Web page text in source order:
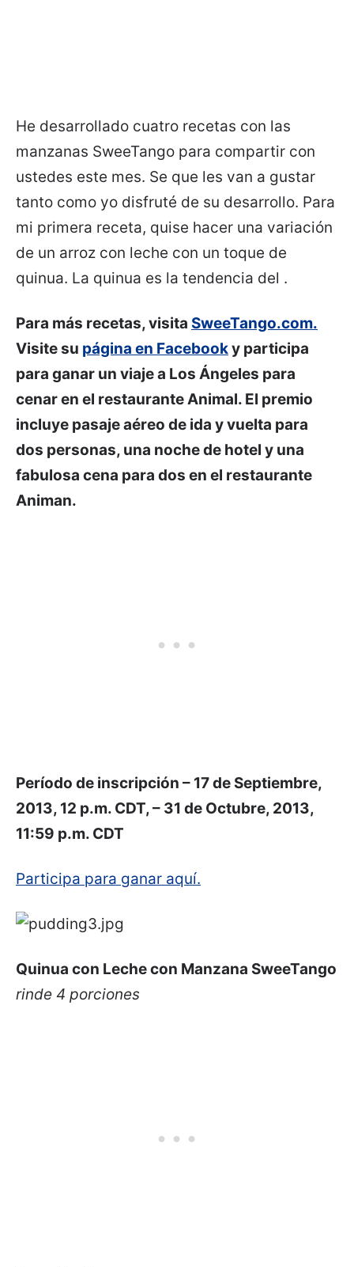
He desarrollado cuatro recetas con las
manzanas SweeTango para compartir con
ustedes este mes. Se que les van a gustar
tanto como yo disfruté de su desarrollo. Para
mi primera receta, quise hacer una variación
de un arroz con leche con un toque de
quinua. La quinua es la tendencia del .
Para más recetas, visita SweeTango.com.
Visite su página en Facebooky participa
para ganar un viaje a Los Ángeles para
cenar en el restaurante Animal. El premio
incluye pasaje aéreo de ida y vuelta para
dos personas, una noche de hotel y una
fabulosa cena para dos en el restaurante
Animan.
Período de inscripción – 17 de Septiembre,
2013, 12 p.m. CDT, – 31 de Octubre, 2013,
11:59 p.m. CDT
Participa para ganar aquí.
Quinua con Leche con Manzana SweeTango
rinde 4 porciones